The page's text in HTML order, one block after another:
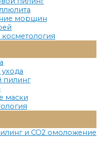
морщин
косметология
Меню
пилинг
маски
Меню
и СО2 омоложение